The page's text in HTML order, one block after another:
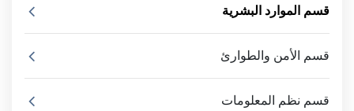
قسم الموارد البشرية
قسم الأمن والطوارئ
قسم نظم المعلومات